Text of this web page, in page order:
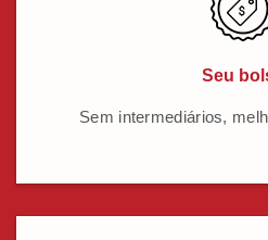
Seu
Sem intermediários,